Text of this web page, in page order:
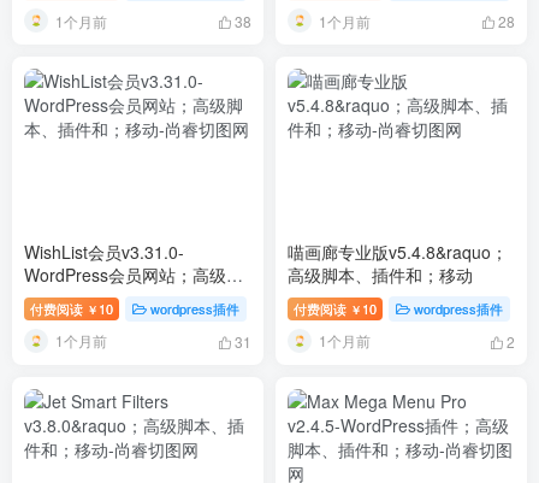
1个月前 38 1个月前 28
WishList会员v3.31.0-
WordPress会员网站；高级脚
本、插件和；移动
付费阅读 ￥ 10 wordpress插件
1个月前 31
喵画廊专业版v5.4.8&raquo；
高级脚本、插件和；移动
付费阅读 ￥ 10 wordpress插件
1个月前 2